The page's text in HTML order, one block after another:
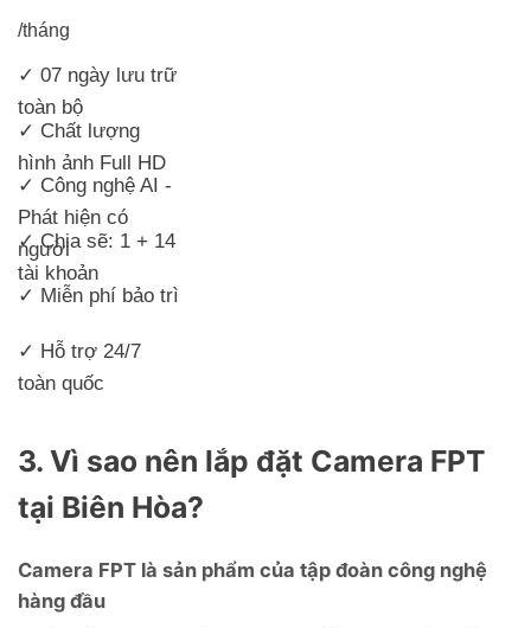
/tháng
✓ 07 ngày lưu trữ
toàn bộ
✓ Chất lượng
hình ảnh Full HD
✓ Công nghệ AI -
Phát hiện có
người
✓ Chia sẽ: 1 + 14
tài khoản
✓ Miễn phí bảo trì
✓ Hỗ trợ 24/7
toàn quốc
3. Vì sao nên lắp đặt Camera FPT
tại Biên Hòa?
Camera FPT là sản phẩm của tập đoàn công nghệ
hàng đầu